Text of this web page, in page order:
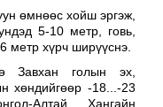
өмнөөс хойш эргэж,
5-10 метр, говь,
метр хүрч ширүүснэ.
Завхан голын эх,
хөндийгөөр -18...-23
Алтай, Хангайн